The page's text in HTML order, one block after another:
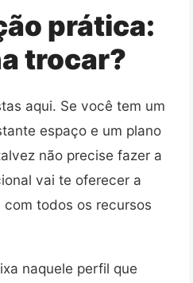
prática:
trocar?
aqui. Se você tem um
espaço e um plano
não precise fazer a
vai te oferecer a
todos os recursos
naquele perfil que